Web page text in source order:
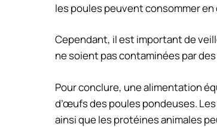
les poules peuvent consommer
Cependant, il est important de
ne soient pas contaminées par
Pour conclure, une alimentation
d’œufs des poules pondeuses.
ainsi que les protéines animales